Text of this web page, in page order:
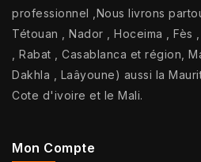
professionnel ,Nous livrons
Tétouan , Nador , Hoceima , Fès
, Rabat , Casablanca et région,
Dakhla , Laâyoune) aussi la
Cote d'ivoire et le Mali.
Mon Compte